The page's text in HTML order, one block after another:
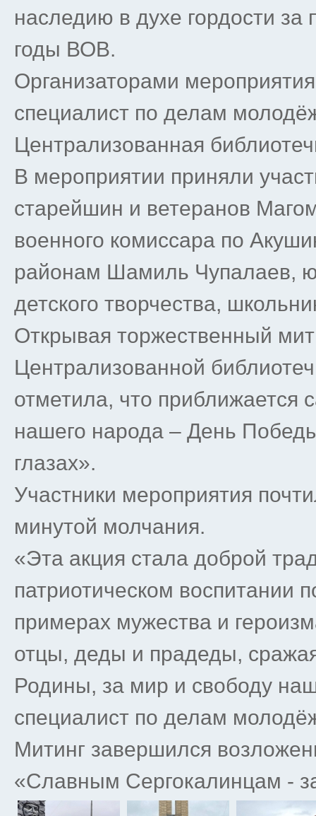
наследию в духе гордости
годы ВОВ.
Организаторами
специалист по делам
Централизованная
В мероприятии приняли
старейшин и ветеранов
военного комиссара по
районам Шамиль Чупалаев,
детского творчества,
Открывая торжественный
Централизованной
отметила, что
нашего народа – День
глазах».
Участники мероприятия
минутой молчания.
«Эта акция стала доброй
патриотическом воспитании
примерах мужества и
отцы, деды и прадеды,
Родины, за мир и свободу
специалист по делам
Митинг завершился
«Славным Сергокалинцам -